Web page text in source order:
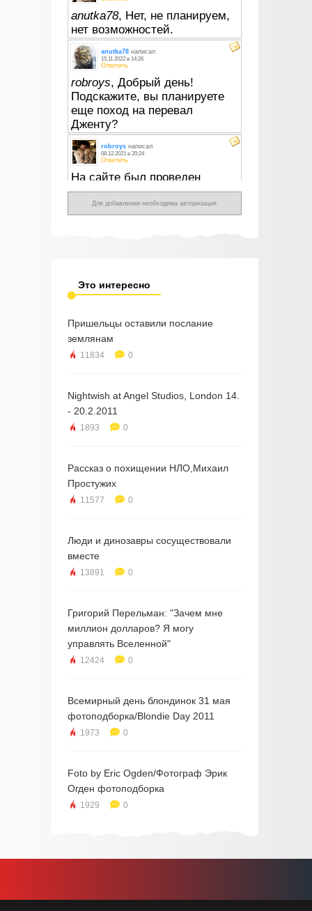
Для добавления необходима авторизация
Это интересно
Пришельцы оставили послание
землянам
11834 0
Nightwish at Angel Studios, London 14.
- 20.2.2011
1893 0
Рассказ о похищении НЛО,Михаил
Простужих
11577 0
Люди и динозавры сосуществовали
вместе
13891 0
Григорий Перельман: "Зачем мне
миллион долларов? Я могу
управлять Вселенной"
12424 0
Всемирный день блондинок 31 мая
фотоподборка/Blondie Day 2011
1973 0
Foto by Eric Ogden/Фотограф Эрик
Огден фотоподборка
1929 0